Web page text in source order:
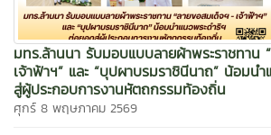
มทร.ล้านนา รับมอบแบบลายผ้าพระราชทาน
เจ้าฟ้าฯ” และ “บุปผาบรมราชินีนาถ” น้อมน
สู่ผู้ประกอบการงานหัตถกรรมท้องถิ่น
ศุกร์ 8 พฤษภาคม 2569